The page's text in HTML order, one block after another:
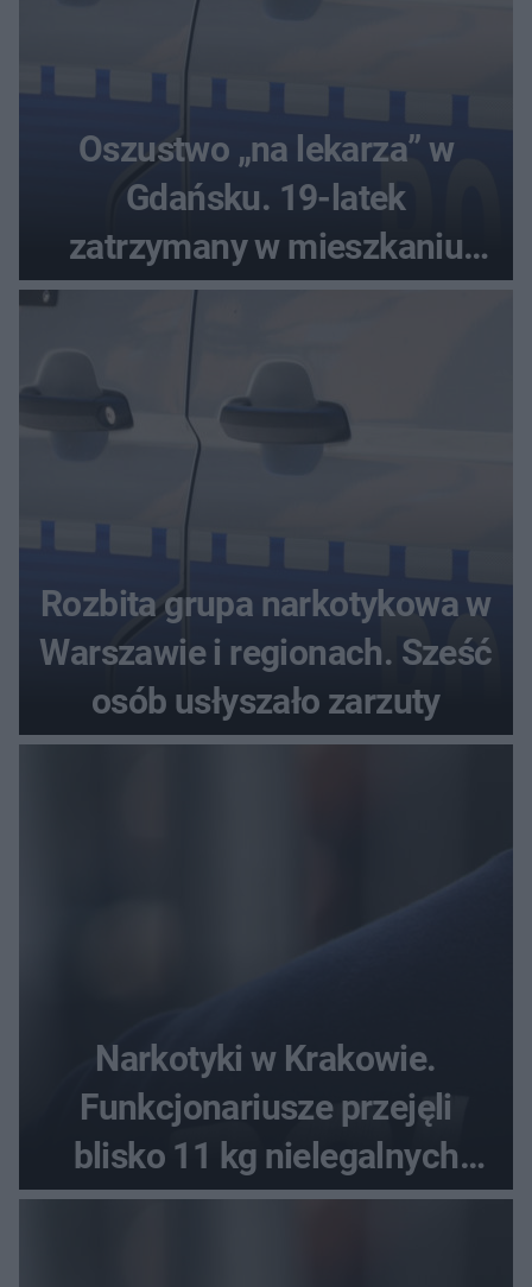
Oszustwo „na lekarza” w
Gdańsku. 19-latek
zatrzymany w mieszkaniu
seniora
Rozbita grupa narkotykowa w
Warszawie i regionach. Sześć
osób usłyszało zarzuty
Narkotyki w Krakowie.
Funkcjonariusze przejęli
blisko 11 kg nielegalnych
substancji